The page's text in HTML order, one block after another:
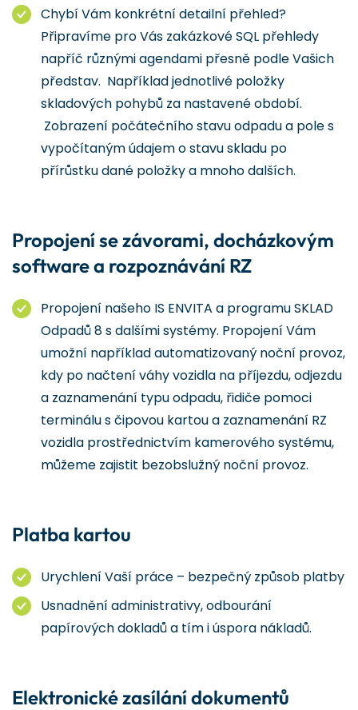
Chybí Vám konkrétní detailní přehled?
Připravíme pro Vás zakázkové SQL přehledy
napříč různými agendami přesně podle Vašich
představ. Například jednotlivé položky
skladových pohybů za nastavené období.
Zobrazení počátečního stavu odpadu a pole s
vypočítaným údajem o stavu skladu po
přírůstku dané položky a mnoho dalších.
Propojení se závorami, docházkovým
software a rozpoznávání RZ
Propojení našeho IS ENVITA a programu SKLAD
Odpadů 8 s dalšími systémy. Propojení Vám
umožní například automatizovaný noční provoz,
kdy po načtení váhy vozidla na příjezdu, odjezdu
a zaznamenání typu odpadu, řidiče pomoci
terminálu s čipovou kartou a zaznamenání RZ
vozidla prostřednictvím kamerového systému,
můžeme zajistit bezobslužný noční provoz.
Platba kartou
Urychlení Vaší práce – bezpečný způsob platby
Usnadnění administrativy, odbourání
papírových dokladů a tím i úspora nákladů.
Elektronické zasílání dokumentů